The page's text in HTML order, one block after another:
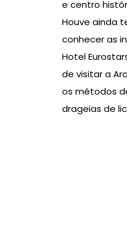
e centro
Houve ainda
conhecer as
Hotel
de visitar a
os métodos
drageias de